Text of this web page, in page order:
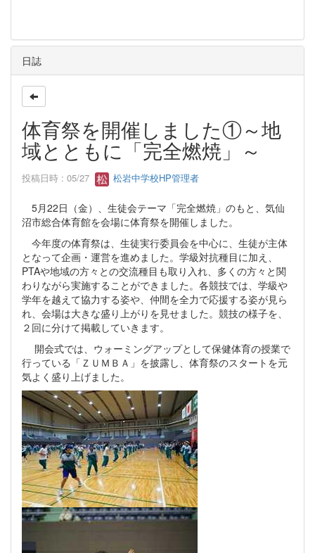
日誌
体育祭を開催しました①～地
域とともに「完全燃焼」～
投稿日時 : 05/27 松岩中学校HP管理者
5月22日（金）、生徒会テーマ「完全燃焼」のもと、気仙
沼市総合体育館を会場に体育祭を開催しました。
今年度の体育祭は、生徒実行委員会を中心に、生徒が主体
となって企画・運営を進めました。学級対抗種目に加え、
PTAや地域の方々との交流種目も取り入れ、多くの方々と関
わりながら実施することができました。各競技では、学級や
学年を越えて協力する姿や、仲間を全力で応援する姿が見ら
れ、会場は大きな盛り上がりを見せました。競技の様子を、
２回に分けて掲載していきます。
開会式では、ウォーミングアップとして保健体育の授業で
行っている「ＺＵＭＢＡ」を披露し、体育祭のスタートを元
気よく盛り上げました。